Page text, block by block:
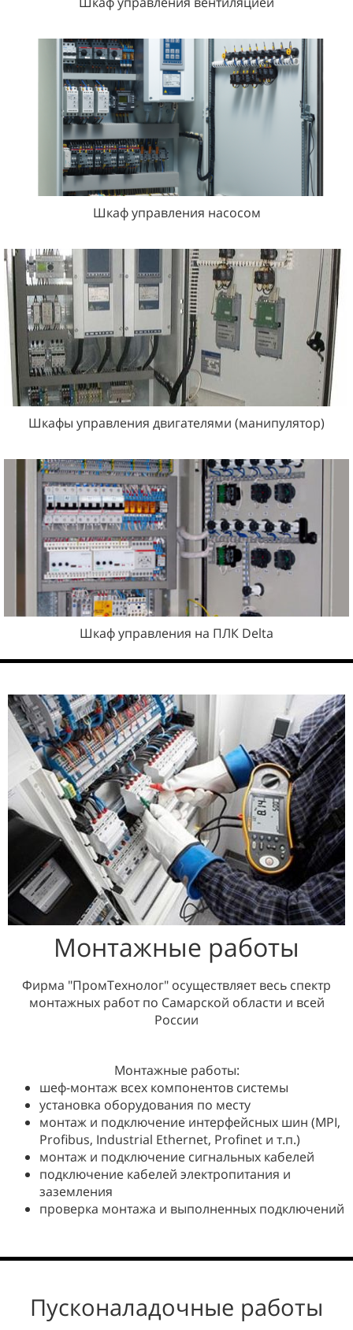
Шкаф управления насосом
Шкафы управления двигателями (манипулятор)
Шкаф управления на ПЛК Delta
Монтажные работы
Фирма "ПромТехнолог" осуществляет весь спектр
монтажных работ по Самарской области и всей
России
Монтажные работы:
шеф-монтаж всех компонентов системы
установка оборудования по месту
монтаж и подключение интерфейсных шин (MPI,
Profibus, Industrial Ethernet, Profinet и т.п.)
монтаж и подключение сигнальных кабелей
подключение кабелей электропитания и
заземления
проверка монтажа и выполненных подключений
Пусконаладочные работы